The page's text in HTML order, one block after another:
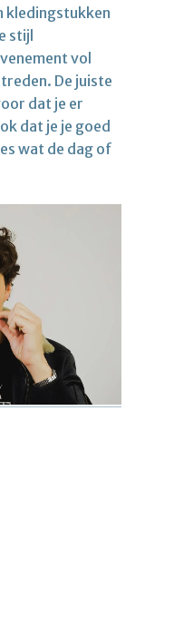
kledingstukken
stijl
vol
De juiste
dat je er
dat je je goed
wat de dag of